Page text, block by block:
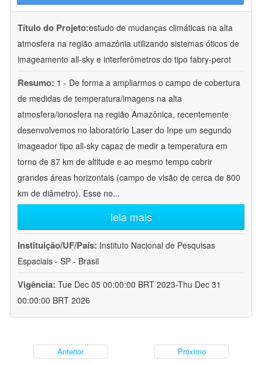
Título do Projeto:estudo de mudanças climáticas na alta
atmosfera na região amazônia utilizando sistemas óticos de
imageamento all-sky e interferômetros do tipo fabry-perot
Resumo: 1 - De forma a ampliarmos o campo de cobertura
de medidas de temperatura/imagens na alta
atmosfera/ionosfera na região Amazônica, recentemente
desenvolvemos no laboratório Laser do Inpe um segundo
imageador tipo all-sky capaz de medir a temperatura em
torno de 87 km de altitude e ao mesmo tempo cobrir
grandes áreas horizontais (campo de visão de cerca de 800
km de diâmetro). Esse no...
leia mais
Instituição/UF/País: Instituto Nacional de Pesquisas
Espaciais - SP - Brasil
Vigência: Tue Dec 05 00:00:00 BRT 2023-Thu Dec 31
00:00:00 BRT 2026
Anterior Próximo